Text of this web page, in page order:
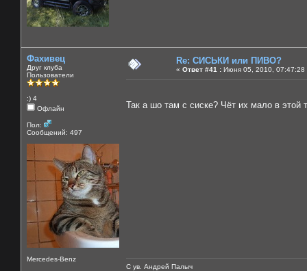
Фахивец
Друг клуба
Пользователи
:) 4
Офлайн
Пол:
Сообщений: 497
Mercedes-Benz
Re: СИСЬКИ или ПИВО?
« Ответ #41 : Июня 05, 2010, 07:47:28
Так а шо там с сиске? Чёт их мало в
С ув. Андрей Палыч